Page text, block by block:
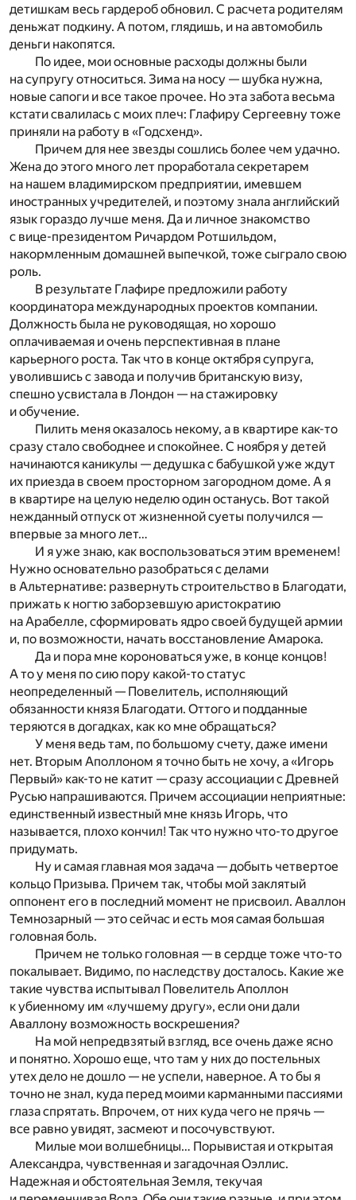
детишкам весь гардероб обновил. С расчета родителям
деньжат подкину. А потом, глядишь, и на автомобиль
деньги накопятся.
По идее, мои основные расходы должны были
на супругу относиться. Зима на носу — шубка нужна,
новые сапоги и все такое прочее. Но эта забота весьма
кстати свалилась с моих плеч: Глафиру Сергеевну тоже
приняли на работу в «Годсхенд».
Причем для нее звезды сошлись более чем удачно.
Жена до этого много лет проработала секретарем
на нашем владимирском предприятии, имевшем
иностранных учредителей, и поэтому знала английский
язык гораздо лучше меня. Да и личное знакомство
с вице-президентом Ричардом Ротшильдом,
накормленным домашней выпечкой, тоже сыграло свою
роль.
В результате Глафире предложили работу
координатора международных проектов компании.
Должность была не руководящая, но хорошо
оплачиваемая и очень перспективная в плане
карьерного роста. Так что в конце октября супруга,
уволившись с завода и получив британскую визу,
спешно усвистала в Лондон — на стажировку
и обучение.
Пилить меня оказалось некому, а в квартире как-то
сразу стало свободнее и спокойнее. С ноября у детей
начинаются каникулы — дедушка с бабушкой уже ждут
их приезда в своем просторном загородном доме. А я
в квартире на целую неделю один останусь. Вот такой
нежданный отпуск от жизненной суеты получился —
впервые за много лет…
И я уже знаю, как воспользоваться этим временем!
Нужно основательно разобраться с делами
в Альтернативе: развернуть строительство в Благодати,
прижать к ногтю заборзевшую аристократию
на Арабелле, сформировать ядро своей будущей армии
и, по возможности, начать восстановление Амарока.
Да и пора мне короноваться уже, в конце концов!
А то у меня по сию пору какой-то статус
неопределенный — Повелитель, исполняющий
обязанности князя Благодати. Оттого и подданные
теряются в догадках, как ко мне обращаться?
У меня ведь там, по большому счету, даже имени
нет. Вторым Аполлоном я точно быть не хочу, а «Игорь
Первый» как-то не катит — сразу ассоциации с Древней
Русью напрашиваются. Причем ассоциации неприятные:
единственный известный мне князь Игорь, что
называется, плохо кончил! Так что нужно что-то другое
придумать.
Ну и самая главная моя задача — добыть четвертое
кольцо Призыва. Причем так, чтобы мой заклятый
оппонент его в последний момент не присвоил. Аваллон
Темнозарный — это сейчас и есть моя самая большая
головная боль.
Причем не только головная — в сердце тоже что-то
покалывает. Видимо, по наследству досталось. Какие же
такие чувства испытывал Повелитель Аполлон
к убиенному им «лучшему другу», если они дали
Аваллону возможность воскрешения?
На мой непредвзятый взгляд, все очень даже ясно
и понятно. Хорошо еще, что там у них до постельных
утех дело не дошло — не успели, наверное. А то бы я
точно не знал, куда перед моими карманными пассиями
глаза спрятать. Впрочем, от них куда чего не прячь —
все равно увидят, засмеют и посочувствуют.
Милые мои волшебницы… Порывистая и открытая
Александра, чувственная и загадочная Оэллис.
Надежная и обстоятельная Земля, текучая